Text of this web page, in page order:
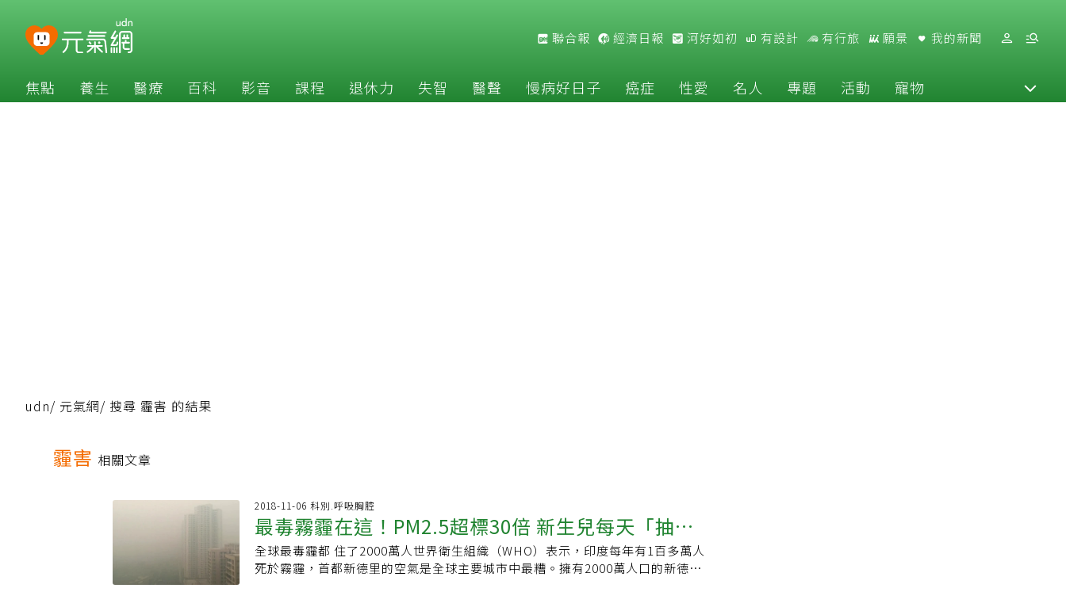
聯合報 經濟日報 河好如初 有設計 有行旅 願景 我的新聞
焦點 養生 醫療 百科 影音 課程 退休力 失智 醫聲 慢病好日子 癌症 性愛 名人 專題 活動 寵物
udn/ 元氣網/ 搜尋 霾害 的結果
霾害 相關文章
2018-11-06 科別.呼吸胸腔
最毒霧霾在這！PM2.5超標30倍 新生兒每天「抽掉
一包菸」
全球最毒霾都 住了2000萬人世界衛生組織（WHO）表示，印度每年有1百多萬人
死於霧霾，首都新德里的空氣是全球主要城市中最糟。擁有2000萬人口的新德